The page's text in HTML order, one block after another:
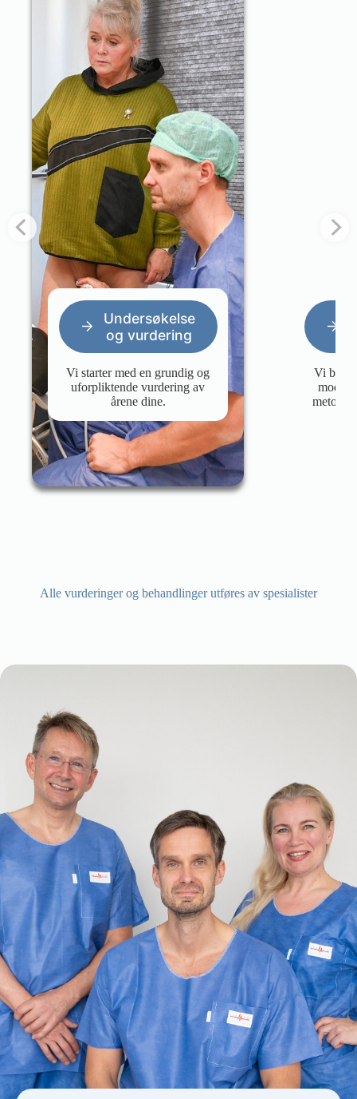
Undersøkelse
og vurdering
Vi starter med en grundig og
uforpliktende vurdering av
årene dine.
Vi
Alle vurderinger og behandlinger utføres av spesialister